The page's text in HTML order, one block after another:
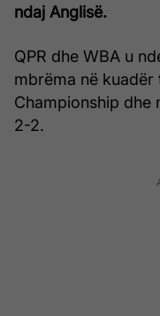
ndaj Anglisë.
QPR dhe WBA u
mbrëma në
Championship dhe
2-2.